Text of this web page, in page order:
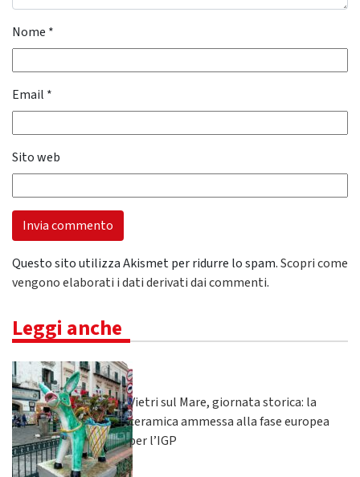
Nome *
Email *
Sito web
Questo sito utilizza Akismet per ridurre lo spam.Scopri come
vengono elaborati i dati derivati dai commenti.
Leggi anche
Vietri sul Mare, giornata storica: la
ceramica ammessa alla fase europea
per l’IGP